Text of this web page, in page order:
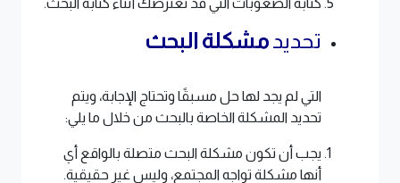
كتابة الصعوبات التي قد تعترضك أثناء كتابة البحث.
تحديدمشكلة البحث
التي لم يجد لها حل مسبقًا وتحتاج الإجابة، ويتم
تحديد المشكلة الخاصة بالبحث من خلال ما يلي:
يجب أن تكون مشكلة البحث متصلة بالواقع أي
أنها مشكلة تواجه المجتمع، وليس غير حقيقية.